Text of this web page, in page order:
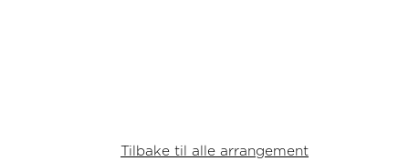
Tilbake til alle arrangement